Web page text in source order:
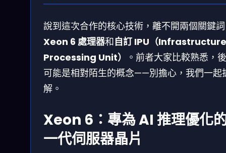
說到這次合作的核心技術，離不開兩個關鍵
Xeon 6 處理器和自訂 IPU（Infrastructure
Processing Unit）
。前者大家比較熟悉，
可能是相對陌生的概念——別擔心，我們一起
解。
Xeon 6：專為 AI 推理優化
一代伺服器晶片